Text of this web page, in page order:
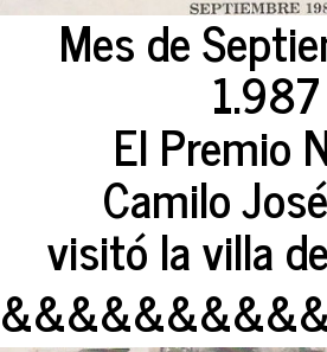
Mes de
1.987
El Premio
Camilo
visitó la villa